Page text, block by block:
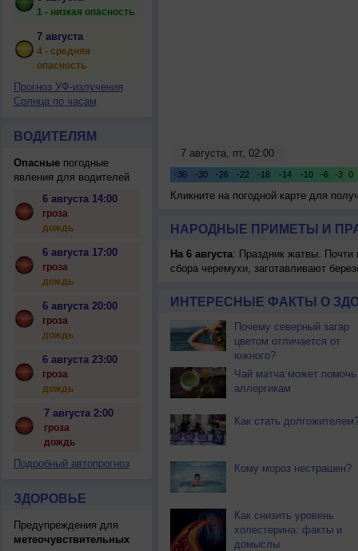
1 - низкая опасность
7 августа
4 - средняя
опасность
Прогноз УФ-излучения
Солнца по часам
ВОДИТЕЛЯМ
Опасныепогодные
явления для водителей
6 августа 14:00
гроза
дождь
6 августа 17:00
гроза
дождь
6 августа 20:00
гроза
дождь
6 августа 23:00
гроза
дождь
7 августа 2:00
гроза
дождь
Подробный автопрогноз
ЗДОРОВЬЕ
Предупреждения для
метеочувствительных
Кликните на погодной карте для
НАРОДНЫЕ ПРИМЕТЫ И
На 6 августа: Праздник жатвы. Почти
сбора черемухи, заготавливают
ИНТЕРЕСНЫЕ ФАКТЫ О
Почему северный загар
цветом отличается от
южного?
Чай матча может помочь
аллергикам
Как стать
Кому мороз нестрашен?
Как снизить уровень
холестерина: факты и
домыслы